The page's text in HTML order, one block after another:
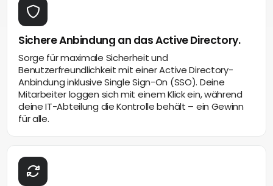
Sichere Anbindung an das Active Directory.
Sorge für maximale Sicherheit und
Benutzerfreundlichkeit mit einer Active Directory-
Anbindung inklusive Single Sign-On (SSO). Deine
Mitarbeiter loggen sich mit einem Klick ein, während
deine IT-Abteilung die Kontrolle behält – ein Gewinn
für alle.